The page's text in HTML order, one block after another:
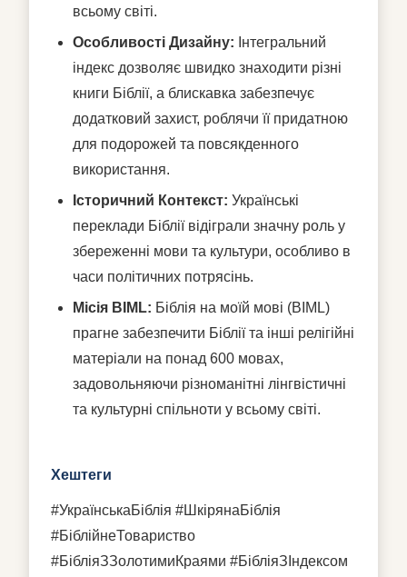
всьому світі.
Особливості Дизайну: Інтегральний
індекс дозволяє швидко знаходити різні
книги Біблії, а блискавка забезпечує
додатковий захист, роблячи її придатною
для подорожей та повсякденного
використання.
Історичний Контекст: Українські
переклади Біблії відіграли значну роль у
збереженні мови та культури, особливо в
часи політичних потрясінь.
Місія BIML: Біблія на моїй мові (BIML)
прагне забезпечити Біблії та інші релігійні
матеріали на понад 600 мовах,
задовольняючи різноманітні лінгвістичні
та культурні спільноти у всьому світі.
Хештеги
#УкраїнськаБіблія #ШкірянаБіблія
#БіблійнеТовариство
#БібліяЗЗолотимиКраями #БібліяЗІндексом